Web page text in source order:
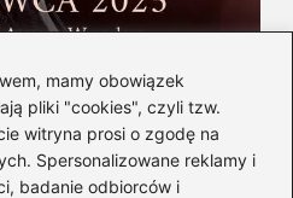
mamy obowiązek
pliki "cookies", czyli tzw.
witryna prosi o zgodę na
Spersonalizowane reklamy i
badanie odbiorców i
i bilety